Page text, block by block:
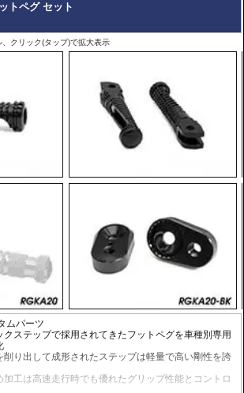
トペグ セット
クリック(タップ)で拡大表示
ムパーツ
ステップで採用されてきたフットペグを車種別専用
削り出して成形されたステップは軽量で高い剛性を誇
加工は高速走行時でも優れたグリップ性能とコントロ